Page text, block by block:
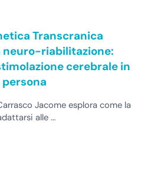
Transcranica
neuro-riabilitazione:
cerebrale in
persona
Jacome esplora come la
alle …